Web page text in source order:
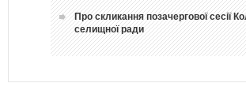
Про скликання позачергової сесії
селищної ради